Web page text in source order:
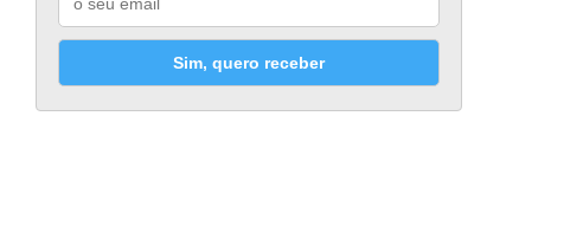
Sim, quero receber